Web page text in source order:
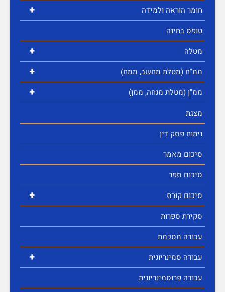
+
חומר הוראה ולמידה
טופס בחינה
+ מטלה
+ ממ"ח (מטלת מחשב, ממח)
+
ממ"ן (מטלת מנחה, ממן)
מצגת
ניתוח פסק דין
סיכום מאמר
סיכום ספר
+
סיכום קורס
סקירת ספרות
עבודה מסכמת
+
עבודה סמינריונית
עבודה פרוסמינריונית